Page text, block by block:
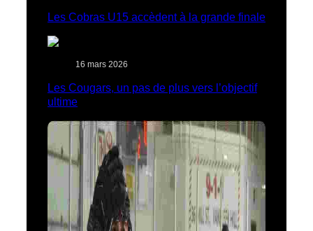
Les Cobras U15 accèdent à la grande finale
16 mars 2026
Les Cougars, un pas de plus vers l’objectif
ultime